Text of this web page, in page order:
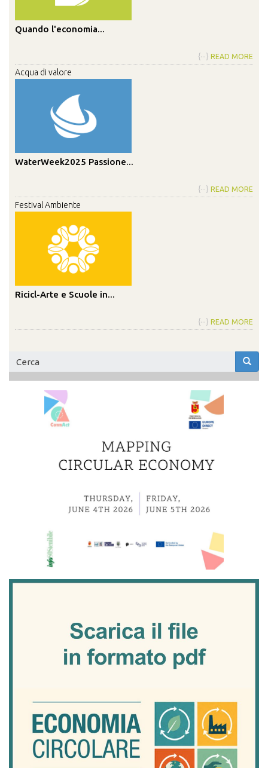
Quando l'economia...
{···} READ MORE
Acqua di valore
WaterWeek2025 Passione...
{···} READ MORE
Festival Ambiente
Ricicl-Arte e Scuole in...
{···} READ MORE
Form
di
ricerca
Cerca